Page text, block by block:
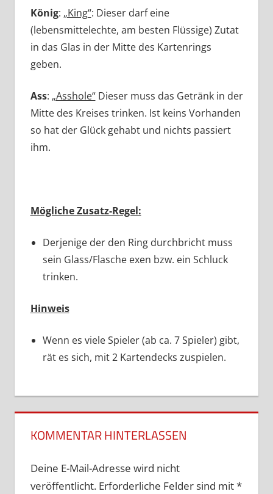
König: „King“: Dieser darf eine
(lebensmittelechte, am besten Flüssige) Zutat
in das Glas in der Mitte des Kartenrings
geben.
Ass: „Asshole“Dieser muss das Getränk in der
Mitte des Kreises trinken. Ist keins Vorhanden
so hat der Glück gehabt und nichts passiert
ihm.
Mögliche Zusatz-Regel:
Derjenige der den Ring durchbricht muss
sein Glass/Flasche exen bzw. ein Schluck
trinken.
Hinweis
Wenn es viele Spieler (ab ca. 7 Spieler) gibt,
rät es sich, mit 2 Kartendecks zuspielen.
KOMMENTAR HINTERLASSEN
Deine E-Mail-Adresse wird nicht
veröffentlicht. Erforderliche Felder sind mit*